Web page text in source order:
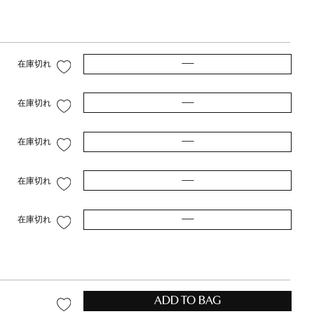
在庫切れ —
在庫切れ —
在庫切れ —
在庫切れ —
在庫切れ —
ADD TO BAG